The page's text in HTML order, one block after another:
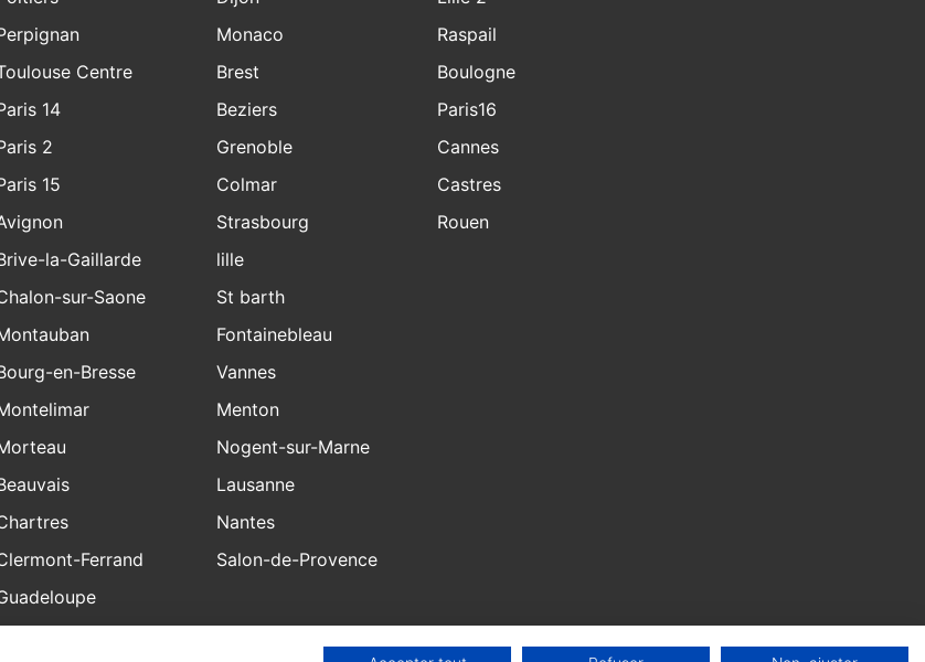
Centre
14
2
15
Monaco
Brest
Beziers
Grenoble
Colmar
Strasbourg
Raspail
Boulogne
Paris16
Cannes
Castres
Rouen
la-Gaillarde
sur-Saone
en-Bresse
Ferrand
lille
St barth
Fontainebleau
Vannes
Menton
Nogent-sur-Marne
Lausanne
Nantes
Salon-de-Provence